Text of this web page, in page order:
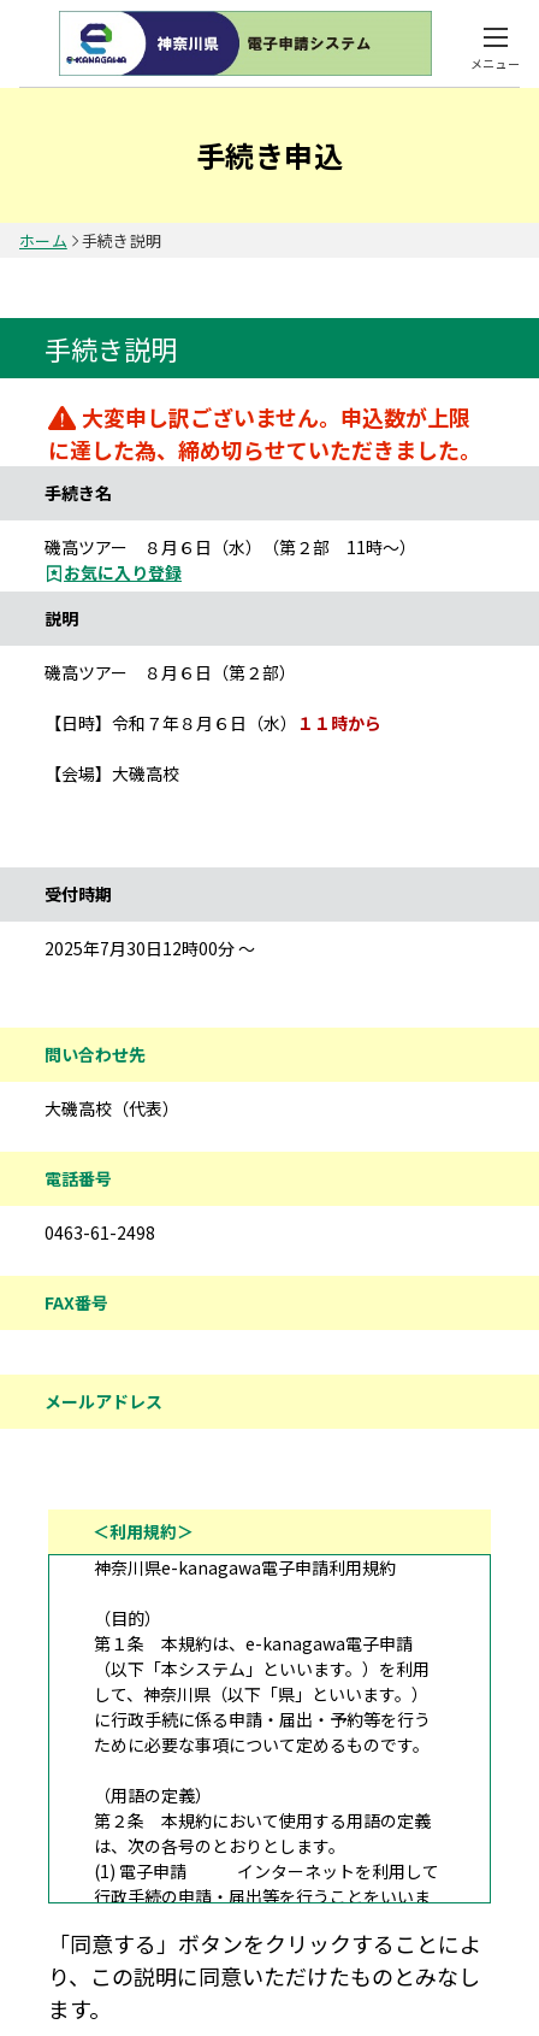
メニュー
手続き申込
ホーム 手続き説明
手続き説明
大変申し訳ございません。申込数が上限
に達した為、締め切らせていただきました。
手続き名
磯高ツアー ８月６日（水）（第２部 11時～）
お気に入り登録
説明
磯高ツアー ８月６日（第２部）
【日時】令和７年８月６日（水） １１時から
【会場】大磯高校
受付時期
2025年7月30日12時00分 ～
問い合わせ先
大磯高校（代表）
電話番号
0463-61-2498
FAX番号
メールアドレス
＜利用規約＞
神奈川県e-kanagawa電子申請利用規約
（目的）
第１条 本規約は、e-kanagawa電子申請
（以下「本システム」といいます。）を利用
して、神奈川県（以下「県」といいます。）
に行政手続に係る申請・届出・予約等を行う
ために必要な事項について定めるものです。
（用語の定義）
第２条 本規約において使用する用語の定義
は、次の各号のとおりとします。
(1) 電子申請 インターネットを利用して
行政手続の申請・届出等を行うことをいいま
(2) 申請データ 本システムを利用して電子
申請した申請内容（添付書類を含む。）をい
(3) 利用者 本システムを利用する個
「同意する」ボタンをクリックすることによ
り、この説明に同意いただけたものとみなし
ます。